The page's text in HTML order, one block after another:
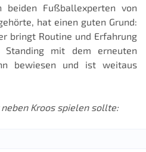
beiden Fußballexperten von
hat einen guten Grund:
bringt Routine und Erfahrung
mit dem erneuten
bewiesen und ist weitaus
Kroos spielen sollte: